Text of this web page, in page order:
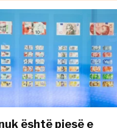
është pjesë e